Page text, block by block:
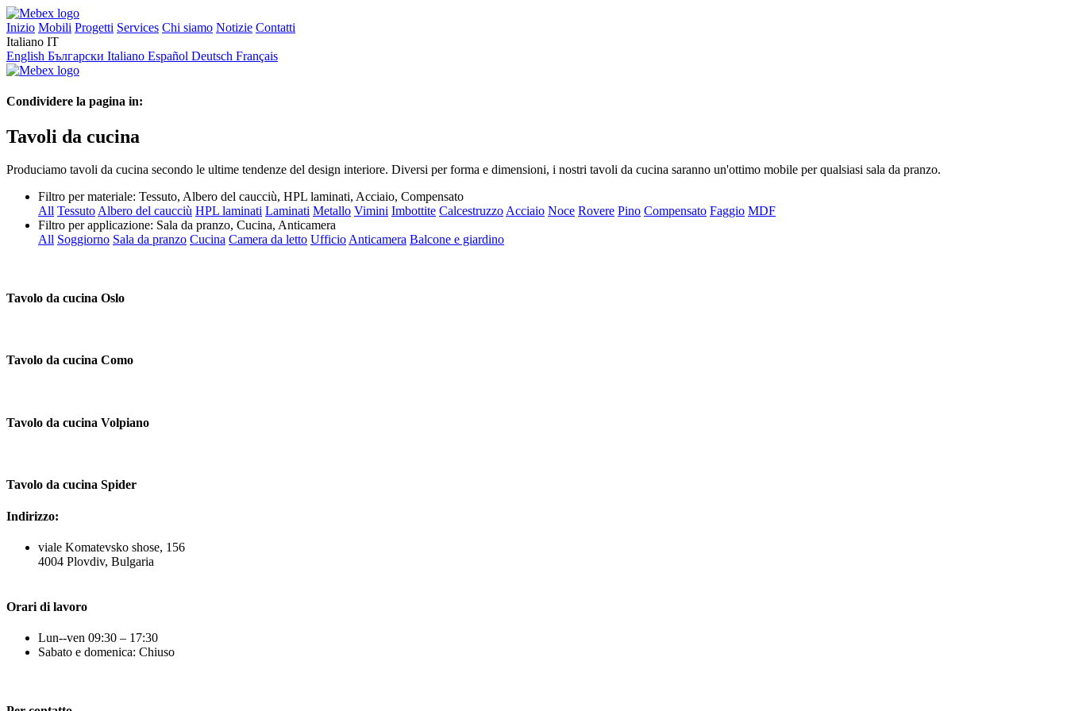
Inizio Mobili Progetti Services Chi siamo Notizie Contatti
Italiano IT
English Български Italiano Español Deutsch Français
Condividere la pagina in:
Tavoli da cucina
Produciamo tavoli da cucina secondo le ultime tendenze del design interiore. Diversi per forma e dimensioni, i nostri tavoli da cucina saranno un'ottimo mobile per qualsiasi sala da pranzo.
Filtro per materiale: Tessuto, Albero del caucciù, HPL laminati, Acciaio, Compensato
All TessutoAlbero del caucciù HPL laminati Laminati Metallo Vimini Imbottite CalcestruzzoAcciaio Noce Rovere Pino Compensato Faggio MDF
Filtro per applicazione: Sala da pranzo, Cucina, Anticamera
All Soggiorno Sala da pranzo Cucina Camera da letto UfficioAnticamera Balcone e giardino
Tavolo da cucina Oslo
Tavolo da cucina Como
Tavolo da cucina Volpiano
Tavolo da cucina Spider
Indirizzo:
viale Komatevsko shose, 156
4004 Plovdiv, Bulgaria
Orari di lavoro
Lun--ven 09:30 – 17:30
Sabato e domenica: Chiuso